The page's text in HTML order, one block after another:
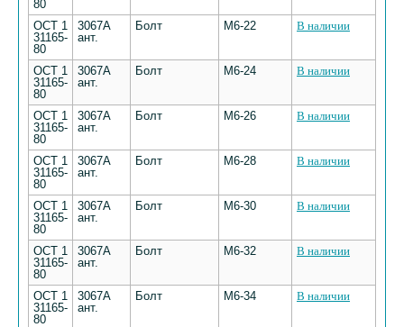
80
ОСТ 1
31165-
80
3067А
ант.
Болт М6-22 В наличии
ОСТ 1
31165-
80
3067А
ант.
Болт М6-24 В наличии
ОСТ 1
31165-
80
3067А
ант.
Болт М6-26 В наличии
ОСТ 1
31165-
80
3067А
ант.
Болт М6-28 В наличии
ОСТ 1
31165-
80
3067А
ант.
Болт М6-30 В наличии
ОСТ 1
31165-
80
3067А
ант.
Болт М6-32 В наличии
ОСТ 1
31165-
80
3067А
ант.
Болт М6-34 В наличии